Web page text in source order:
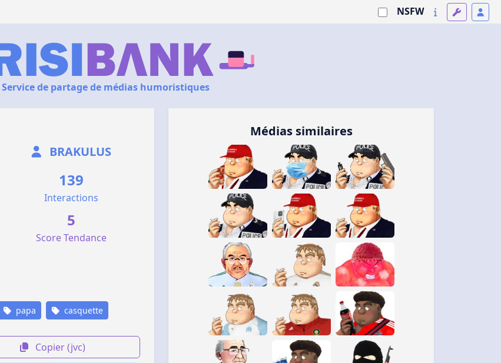
NSFW
Service de partage de médias humoristiques
BRAKULUS
139
Interactions
5
Score Tendance
papa casquette
Copier (jvc)
Médias similaires